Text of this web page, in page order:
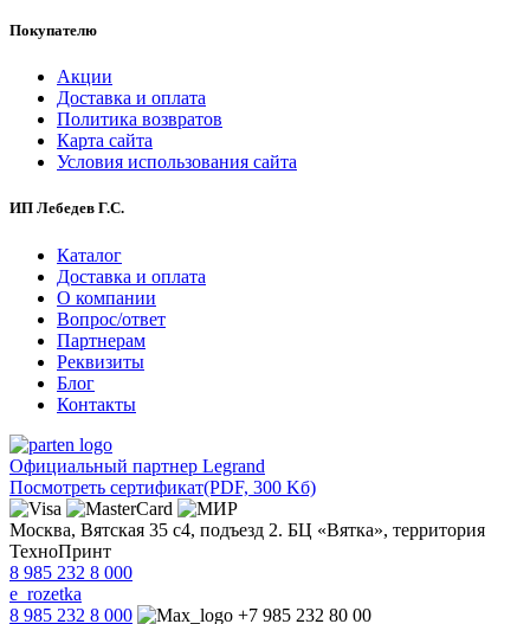
Покупателю
Акции
Доставка и оплата
Политика возвратов
Карта сайта
Условия использования сайта
ИП Лебедев Г.С.
Каталог
Доставка и оплата
О компании
Вопрос/ответ
Партнерам
Реквизиты
Блог
Контакты
Официальный партнер Legrand
Посмотреть сертификат(PDF, 300 Kб)
Москва, Вятская 35 с4, подъезд 2. БЦ «Вятка», территория
ТехноПринт
8 985 232 8 000
e_rozetka
8 985 232 8 000
+7 985 232 80 00